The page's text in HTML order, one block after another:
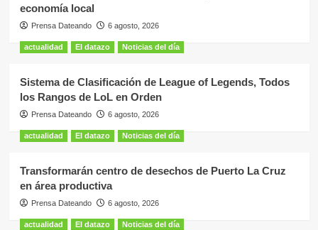
economía local
Prensa Dateando 6 agosto, 2026
actualidad El datazo Noticias del día
Sistema de Clasificación de League of Legends, Todos
los Rangos de LoL en Orden
Prensa Dateando 6 agosto, 2026
actualidad El datazo Noticias del día
Transformarán centro de desechos de Puerto La Cruz
en área productiva
Prensa Dateando 6 agosto, 2026
actualidad El datazo Noticias del día